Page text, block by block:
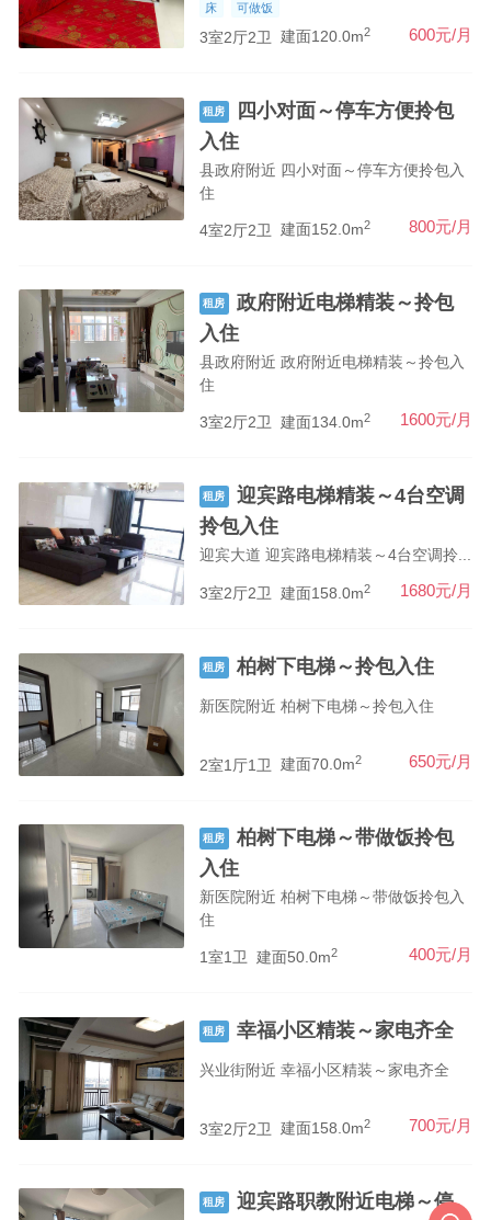
床 可做饭
3室2厅2卫 建面120.0m2 600元/月
租房
入住
县政府附近 四小对面～停车方便拎包入
住
4室2厅2卫 建面152.0m2 800元/月
租房
入住
县政府附近 政府附近电梯精装～拎包入
住
3室2厅2卫 建面134.0m2 1600元/月
租房
拎包入住
迎宾大道 迎宾路电梯精装～4台空调拎...
3室2厅2卫 建面158.0m2 1680元/月
租房 柏树下电梯～拎包入住
新医院附近 柏树下电梯～拎包入住
2室1厅1卫 建面70.0m2 650元/月
租房
柏树下电梯～带做饭拎包
入住
新医院附近 柏树下电梯～带做饭拎包入
住
1室1卫 建面50.0m2 400元/月
租房 幸福小区精装～家电齐全
兴业街附近 幸福小区精装～家电齐全
3室2厅2卫 建面158.0m2 700元/月
租房